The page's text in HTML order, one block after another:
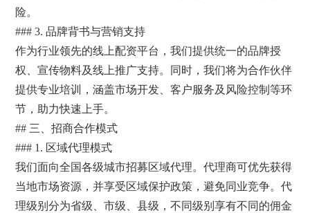
险。
### 3. 品牌背书与营销支持
作为行业领先的线上配资平台，我们提供统一的品牌授
权、宣传物料及线上推广支持。同时，我们将为合作伙伴
提供专业培训，涵盖市场开发、客户服务及风险控制等环
节，助力快速上手。
## 三、招商合作模式
### 1. 区域代理模式
我们面向全国各级城市招募区域代理。代理商可优先获得
当地市场资源，并享受区域保护政策，避免同业竞争。代
理级别分为省级、市级、县级，不同级别享有不同的佣金